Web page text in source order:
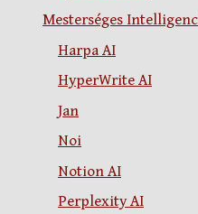
Mesterséges
Harpa AI
HyperWrite AI
Jan
Noi
Notion AI
Perplexity AI